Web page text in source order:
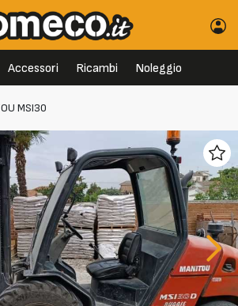
Accessori Ricambi Noleggio
MSI30